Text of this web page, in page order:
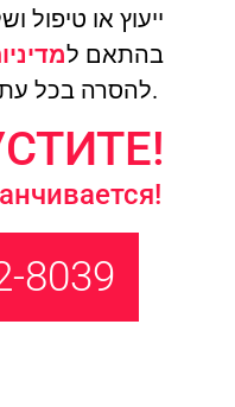
ייעוץ או טיפול
בהתאם ל
להסרה בכל עת.
8039